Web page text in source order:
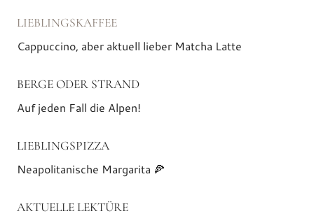
LIEBLINGSKAFFEE
Cappuccino, aber aktuell lieber Matcha Latte
BERGE ODER STRAND
Auf jeden Fall die Alpen!
LIEBLINGSPIZZA
Neapolitanische Margarita 🍕
AKTUELLE LEKTÜRE